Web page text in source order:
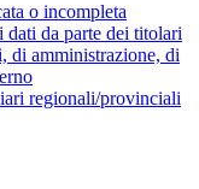
o incompleta
dati da parte dei titolari
di amministrazione, di
regionali/provinciali